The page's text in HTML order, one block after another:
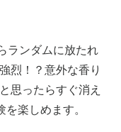
ランダムに放たれ
烈！？意外な香り
思ったらすぐ消え
を楽しめます。